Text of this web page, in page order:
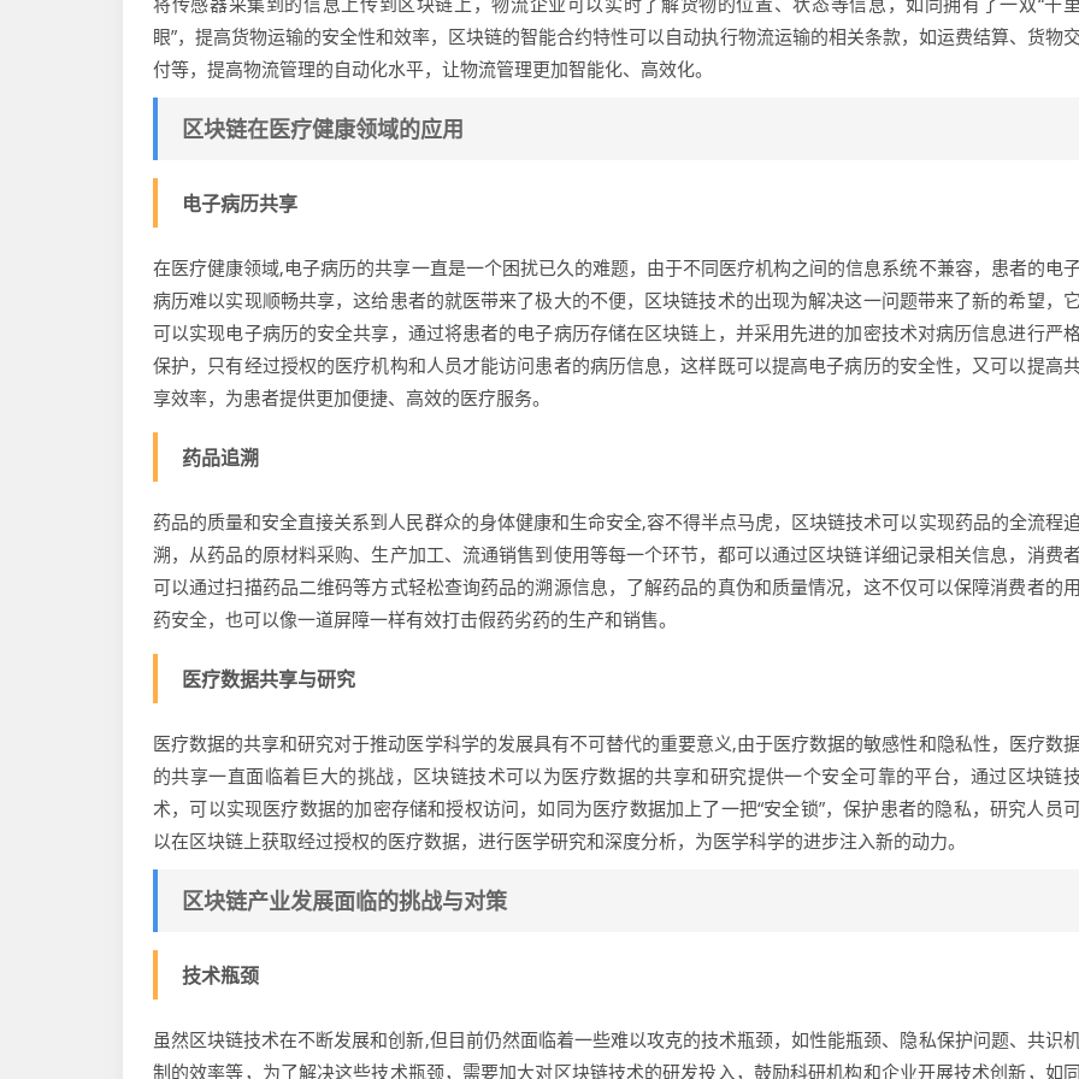
眼”，提高货物运输的安全性和效率，区块链的智能合约特性可以自动执行物流运输的相关条款，如运费结算、货物交
付等，提高物流管理的自动化水平，让物流管理更加智能化、高效化。
区块链在医疗健康领域的应用
电子病历共享
在医疗健康领域,电子病历的共享一直是一个困扰已久的难题，由于不同医疗机构之间的信息系统不兼容，患者的电
病历难以实现顺畅共享，这给患者的就医带来了极大的不便，区块链技术的出现为解决这一问题带来了新的希望，它
可以实现电子病历的安全共享，通过将患者的电子病历存储在区块链上，并采用先进的加密技术对病历信息进行严
保护，只有经过授权的医疗机构和人员才能访问患者的病历信息，这样既可以提高电子病历的安全性，又可以提高
享效率，为患者提供更加便捷、高效的医疗服务。
药品追溯
药品的质量和安全直接关系到人民群众的身体健康和生命安全,容不得半点马虎，区块链技术可以实现药品的全流程追
溯，从药品的原材料采购、生产加工、流通销售到使用等每一个环节，都可以通过区块链详细记录相关信息，消费
可以通过扫描药品二维码等方式轻松查询药品的溯源信息，了解药品的真伪和质量情况，这不仅可以保障消费者的用
药安全，也可以像一道屏障一样有效打击假药劣药的生产和销售。
医疗数据共享与研究
医疗数据的共享和研究对于推动医学科学的发展具有不可替代的重要意义,由于医疗数据的敏感性和隐私性，医疗数
的共享一直面临着巨大的挑战，区块链技术可以为医疗数据的共享和研究提供一个安全可靠的平台，通过区块链技
术，可以实现医疗数据的加密存储和授权访问，如同为医疗数据加上了一把“安全锁”，保护患者的隐私，研究人员
以在区块链上获取经过授权的医疗数据，进行医学研究和深度分析，为医学科学的进步注入新的动力。
区块链产业发展面临的挑战与对策
技术瓶颈
虽然区块链技术在不断发展和创新,但目前仍然面临着一些难以攻克的技术瓶颈，如性能瓶颈、隐私保护问题、共识
制的效率等，为了解决这些技术瓶颈，需要加大对区块链技术的研发投入，鼓励科研机构和企业开展技术创新，如同